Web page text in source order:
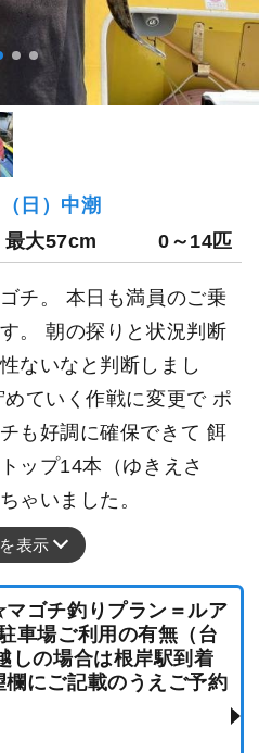
日）中潮
最大57cm 0～14匹
チ。 本日も満員のご乗
。 朝の探りと状況判断
ないなと判断しまし
ていく作戦に変更で ポ
も好調に確保できて 餌
ップ14本（ゆきえさ
ゃいました。
表示
ゴチ釣りプラン＝ルア
車場ご利用の有無（台
しの場合は根岸駅到着
欄にご記載のうえご予約